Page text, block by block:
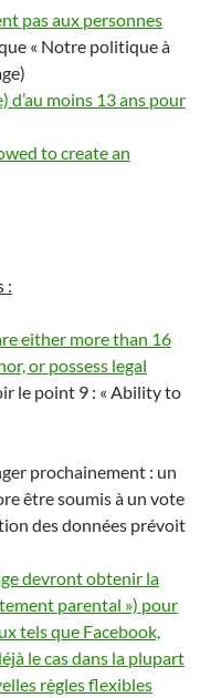
pas aux personnes
« Notre politique à
d’au moins 13 ans pour
to create an
:
either more than 16
or possess legal
le point 9 : « Ability to
prochainement : un
être soumisà un vote
des données prévoit
devront obtenir la
parental ») pour
tels que Facebook,
le cas dans la plupart
règles flexibles